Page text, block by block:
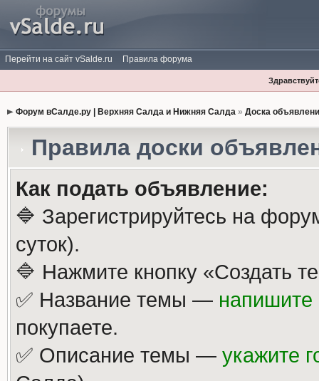
Перейти на сайт vSalde.ru Правила форума
Форум вСалде.ру | Верхняя Салда и Нижняя Салда» Доска
Правила доски
Как подать объявление:
🔷 Зарегистрируйтесь на
суток).
🔷 Нажмите кнопку «Создать
✅ Название темы — напишите
покупаете.
✅ Описание темы — укажите